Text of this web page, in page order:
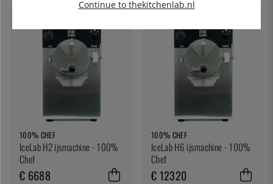
100% CHEF
IceLab H2 ijsmachine - 100%
Chef
€ 6688
100% CHEF
IceLab H6 ijsmachine - 100%
Chef
€ 12320
Continue to thekitchenlab.nl